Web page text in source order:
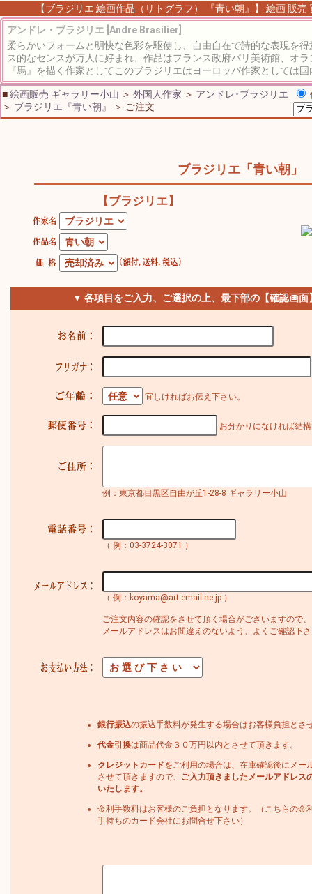
【ブラジリエ 絵画作品（リトグラフ） 『青い朝』】 絵画 販
アンドレ・ブラジリエ [Andre Brasilier]
柔らかいフォームと明快な色彩を駆使し、自由自在で詩的な表現を
ス的なセンスが万人に好まれ、作品はフランス政府パリ美術館、オ
『馬』を描く作家としてこのブラジリエはヨーロッパ作家としては
■絵画販売 ギャラリー小山 ＞ 外国人作家 ＞ アンドレ･ブラジリエ
＞ ブラジリエ『青い朝』 ＞ ご注文
ブラジリエ「青い朝」
【ブラジリエ】
▼ 各項目をご入力、ご選択の上、最下部の【確認画
宜しければお伝え下さい。
お分かりになければ結
例：東京都目黒区自由が丘1-28-8 ギャラリー小山
（ 例：03-3724-3071 ）
（ 例：koyama@art.email.ne.jp ）
ご注文内容の確認をさせて頂く場合がございますので、
メールアドレスはお間違えのないよう、よくご確認下
銀行振込の振込手数料が発生する場合はお客様負担とさ
代金引換は商品代金３０万円以内とさせて頂きます。
クレジットカードをご利用の場合は、在庫確認後にメー
させて頂きますので、
ご入力頂きましたメールアドレス
いたします。
金利手数料はお客様のご負担となります。（こちらの金
手持ちのカード会社にお問合せ下さい）